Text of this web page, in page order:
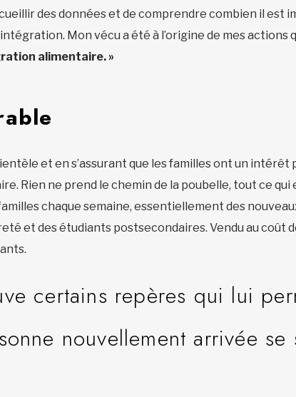
des données et de comprendre combien il est
Mon vécu a été à l’origine de mes actions
alimentaire. »
et en s’assurant que les familles ont un
Rien ne prend le chemin de la poubelle, tout ce qui
chaque semaine, essentiellement des
et des étudiants postsecondaires. Vendu au coût
certains repères qui lui
nouvellement arrivée se